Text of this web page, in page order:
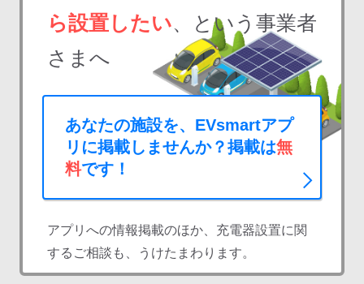
ら設置したい、という事業者
さまへ
あなたの施設を、EVsmartアプ
リに掲載しませんか？掲載は無
料です！
アプリへの情報掲載のほか、充電器設置に関
するご相談も、うけたまわります。